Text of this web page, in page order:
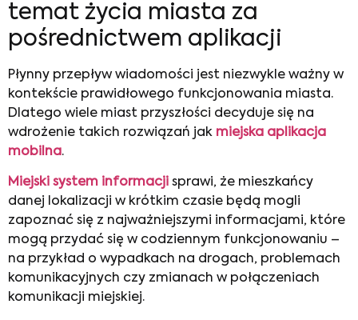
temat życia miasta za
pośrednictwem aplikacji
Płynny przepływ wiadomości jest niezwykle ważny w
kontekście prawidłowego funkcjonowania miasta.
Dlatego wiele miast przyszłości decyduje się na
wdrożenie takich rozwiązań jak miejska aplikacja
mobilna.
Miejski system informacji sprawi, że mieszkańcy
danej lokalizacji w krótkim czasie będą mogli
zapoznać się z najważniejszymi informacjami, które
mogą przydać się w codziennym funkcjonowaniu –
na przykład o wypadkach na drogach, problemach
komunikacyjnych czy zmianach w połączeniach
komunikacji miejskiej.